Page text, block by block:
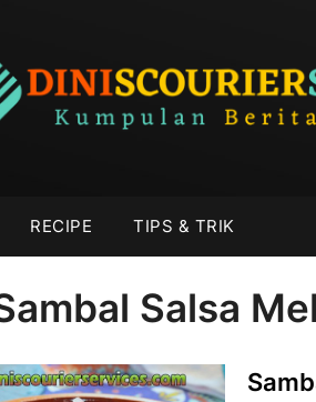
RECIPE TIPS & TRIK
Salsa